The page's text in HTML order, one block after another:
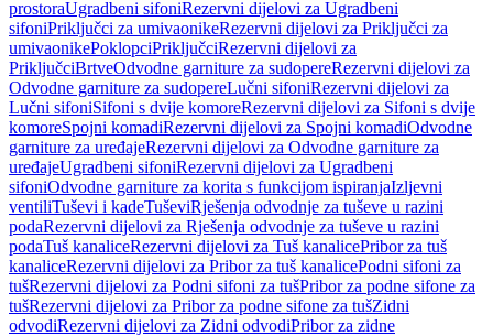
prostoraUgradbeni sifoniRezervni dijelovi za Ugradbeni
sifoniPriključci za umivaonikeRezervni dijelovi za Priključci za
umivaonikePoklopciPriključciRezervni dijelovi za
PriključciBrtveOdvodne garniture za sudopereRezervni dijelovi za
Odvodne garniture za sudopereLučni sifoniRezervni dijelovi za
Lučni sifoniSifoni s dvije komoreRezervni dijelovi za Sifoni s dvije
komoreSpojni komadiRezervni dijelovi za Spojni komadiOdvodne
garniture za uređajeRezervni dijelovi za Odvodne garniture za
uređajeUgradbeni sifoniRezervni dijelovi za Ugradbeni
sifoniOdvodne garniture za korita s funkcijom ispiranjaIzljevni
ventiliTuševi i kadeTuševiRješenja odvodnje za tuševe u razini
podaRezervni dijelovi za Rješenja odvodnje za tuševe u razini
podaTuš kanaliceRezervni dijelovi za Tuš kanalicePribor za tuš
kanaliceRezervni dijelovi za Pribor za tuš kanalicePodni sifoni za
tušRezervni dijelovi za Podni sifoni za tušPribor za podne sifone za
tušRezervni dijelovi za Pribor za podne sifone za tušZidni
odvodiRezervni dijelovi za Zidni odvodiPribor za zidne